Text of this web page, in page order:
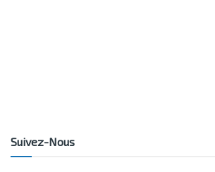
Suivez-Nous